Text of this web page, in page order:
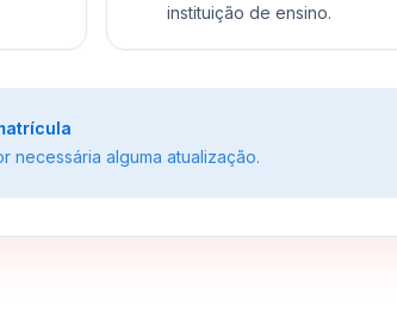
instituição de ensino.
necessária alguma atualização.